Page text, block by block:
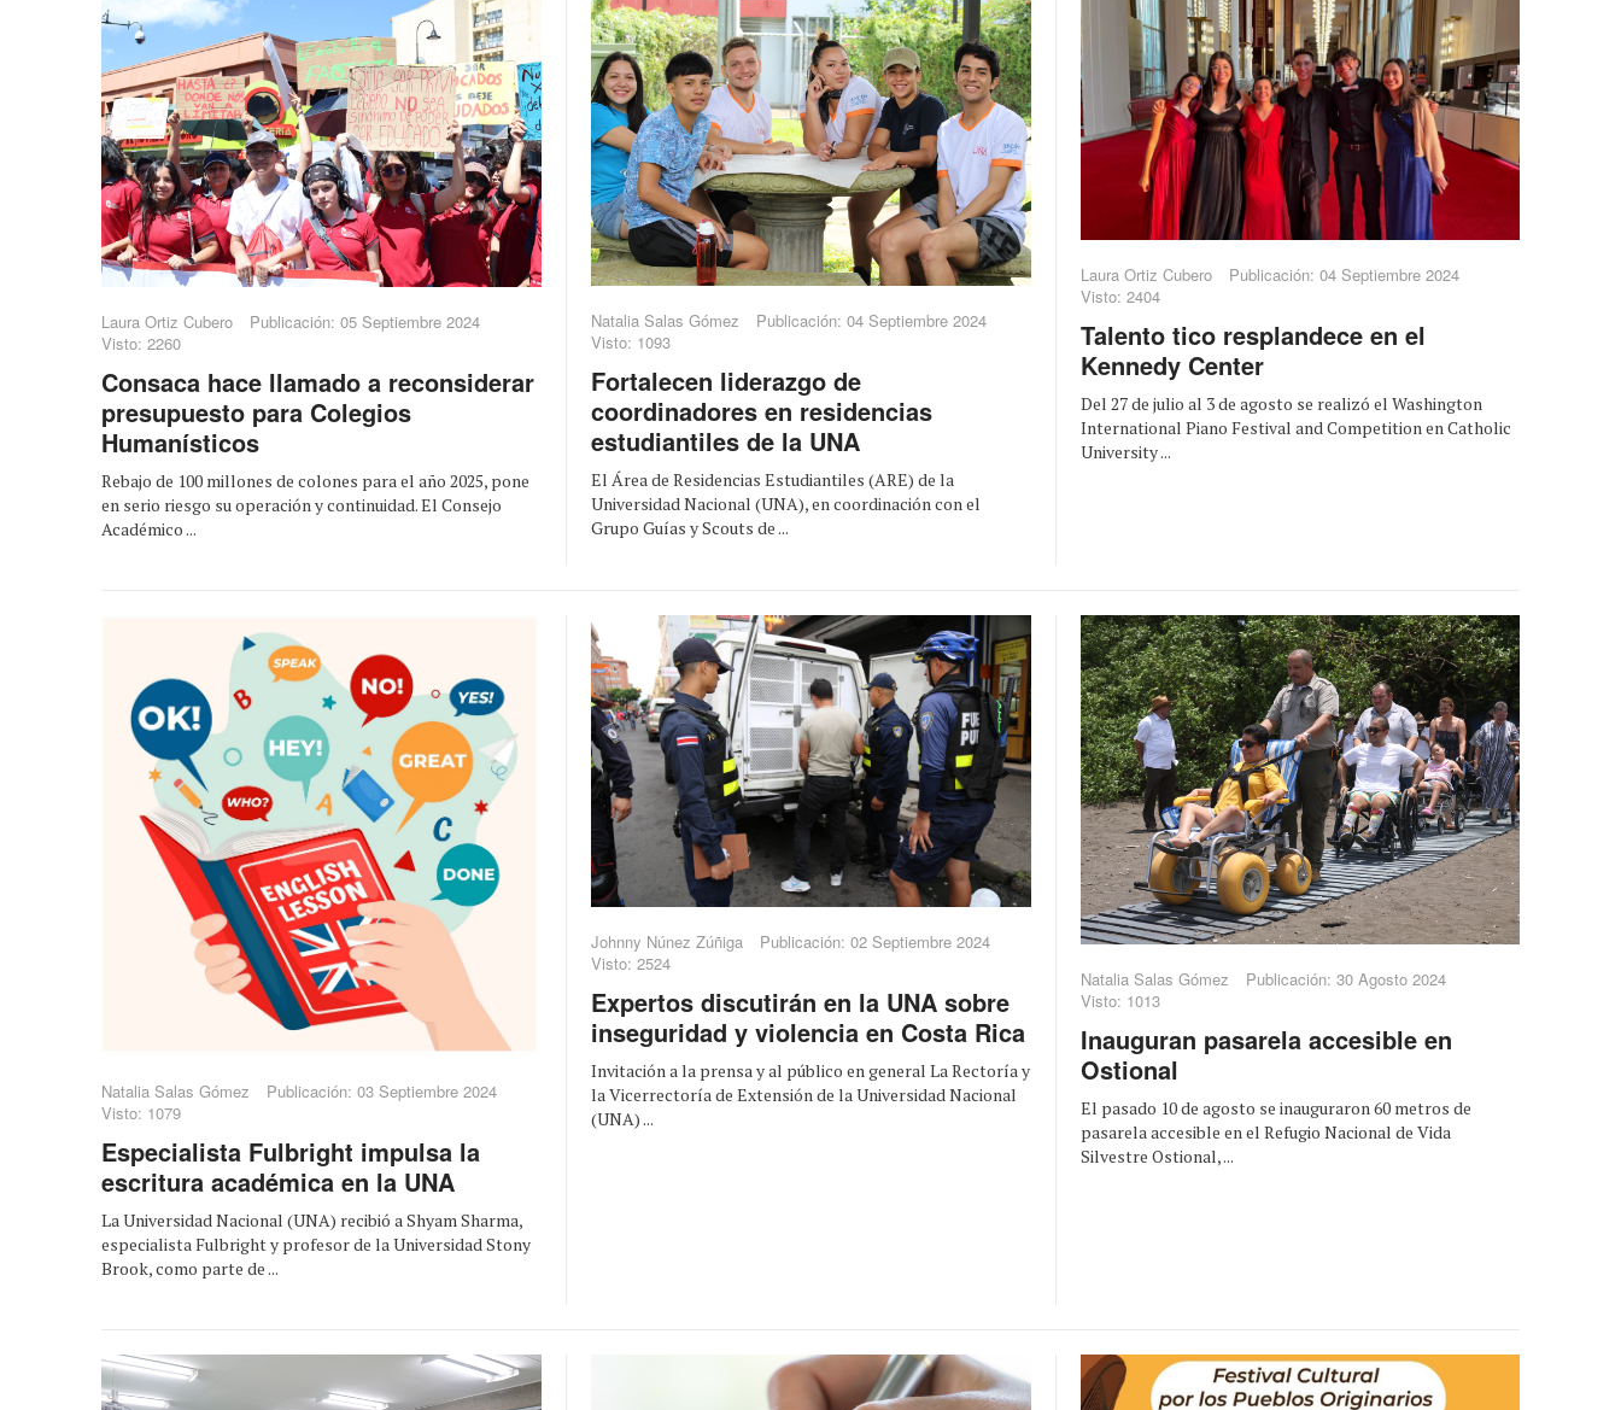
Laura Ortiz Cubero
Publicación: 05 Septiembre 2024
Visto: 2260
Consaca hace llamado a reconsiderar
presupuesto para Colegios
Humanísticos
Rebajo de 100 millones de colones para el año 2025, pone
en serio riesgo su operación y continuidad. El Consejo
Académico ...
Natalia Salas Gómez
Publicación: 04 Septiembre 2024
Visto: 1093
Fortalecen liderazgo de
coordinadores en residencias
estudiantiles de la UNA
El Área de Residencias Estudiantiles (ARE) de la
Universidad Nacional (UNA), en coordinación con el
Grupo Guías y Scouts de ...
Laura Ortiz Cubero
Publicación: 04 Septiembre 2024
Visto: 2404
Talento tico resplandece en el
Kennedy Center
Del 27 de julio al 3 de agosto se realizó el Washington
International Piano Festival and Competition en Catholic
University ...
Natalia Salas Gómez
Publicación: 03 Septiembre 2024
Visto: 1079
Especialista Fulbright impulsa la
escritura académica en la UNA
La Universidad Nacional (UNA) recibió a Shyam Sharma,
especialista Fulbright y profesor de la Universidad Stony
Brook, como parte de ...
Johnny Núnez Zúñiga
Publicación: 02 Septiembre 2024
Visto: 2524
Expertos discutirán en la UNA sobre
inseguridad y violencia en Costa Rica
Invitación a la prensa y al público en general La Rectoría y
la Vicerrectoría de Extensión de la Universidad Nacional
(UNA) ...
Natalia Salas Gómez
Publicación: 30 Agosto 2024
Visto: 1013
Inauguran pasarela accesible en
Ostional
El pasado 10 de agosto se inauguraron 60 metros de
pasarela accesible en el Refugio Nacional de Vida
Silvestre Ostional, ...